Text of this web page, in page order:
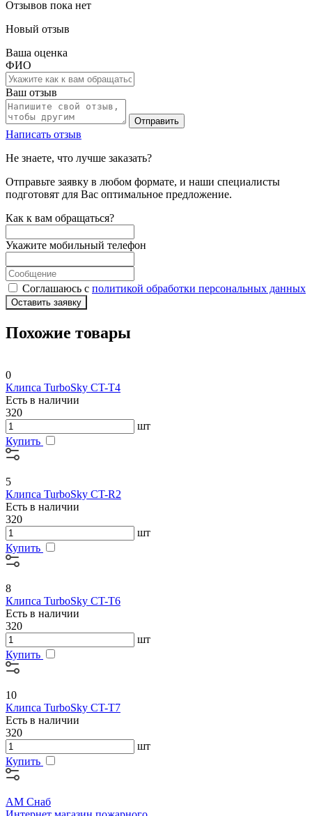
Отзывов пока нет
Новый отзыв
Ваша оценка
ФИО
Ваш отзыв
Отправить
Написать отзыв
Не знаете, что лучше заказать?
Отправьте заявку в любом формате, и наши специалисты
подготовят для Вас оптимальное предложение.
Как к вам обращаться?
Укажите мобильный телефон
Соглашаюсь с политикой обработки персональных данных
Оставить заявку
Похожие товары
0
Клипса TurboSky CT-T4
Есть в наличии
320
шт
Купить
5
Клипса TurboSky CT-R2
Есть в наличии
320
шт
Купить
8
Клипса TurboSky CT-T6
Есть в наличии
320
шт
Купить
10
Клипса TurboSky CT-T7
Есть в наличии
320
шт
Купить
АМ Снаб